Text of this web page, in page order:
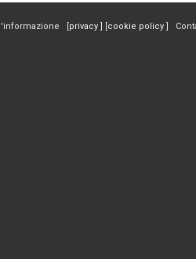
l'informazione [privacy ] [cookie policy ]